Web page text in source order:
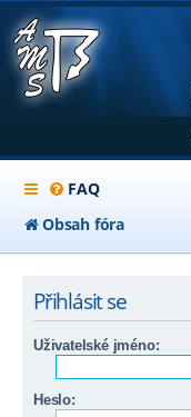
FAQ
Obsah fóra
Přihlásit se
Uživatelské jméno:
Heslo: